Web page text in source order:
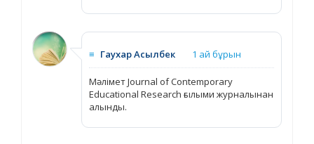
≡ Гаухар Асылбек 1 ай бұрын
Мәлімет Journal of Contemporary
Educational Research ғылыми журналынан
алынды.